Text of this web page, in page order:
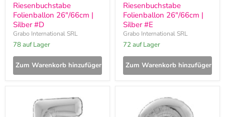
Riesenbuchstabe
Folienballon 26"/66cm |
Silber #D
Grabo International SRL
78 auf Lager
Zum Warenkorb hinzufügen
Riesenbuchstabe
Folienballon 26"/66cm |
Silber #E
Grabo International SRL
72 auf Lager
Zum Warenkorb hinzufügen
Riesenbuchstabe
Folienballon
26"/66cm
Riesenbuchstabe
Folienballon
26"/66cm